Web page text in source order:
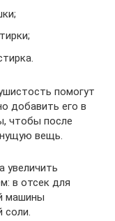
помогут
добавить его в
чтобы после
вещь.
увеличить
в отсек для
машины